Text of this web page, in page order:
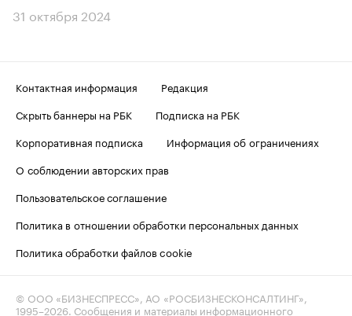
31 октября 2024
Контактная информация
Редакция
Скрыть баннеры на РБК
Подписка на РБК
Корпоративная подписка
Информация об ограничениях
О соблюдении авторских прав
Пользовательское соглашение
Политика в отношении обработки персональных данных
Политика обработки файлов cookie
© ООО «БИЗНЕСПРЕСС», АО «РОСБИЗНЕСКОНСАЛТИНГ»,
1995–2026. Сообщения и материалы информационного